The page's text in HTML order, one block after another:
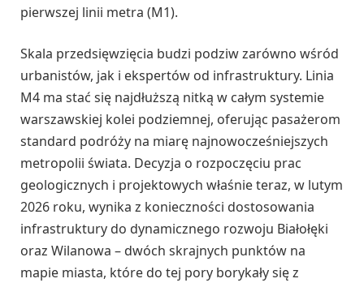
pierwszej linii metra (M1).
Skala przedsięwzięcia budzi podziw zarówno wśród
urbanistów, jak i ekspertów od infrastruktury. Linia
M4 ma stać się najdłuższą nitką w całym systemie
warszawskiej kolei podziemnej, oferując pasażerom
standard podróży na miarę najnowocześniejszych
metropolii świata. Decyzja o rozpoczęciu prac
geologicznych i projektowych właśnie teraz, w lutym
2026 roku, wynika z konieczności dostosowania
infrastruktury do dynamicznego rozwoju Białołęki
oraz Wilanowa – dwóch skrajnych punktów na
mapie miasta, które do tej pory borykały się z